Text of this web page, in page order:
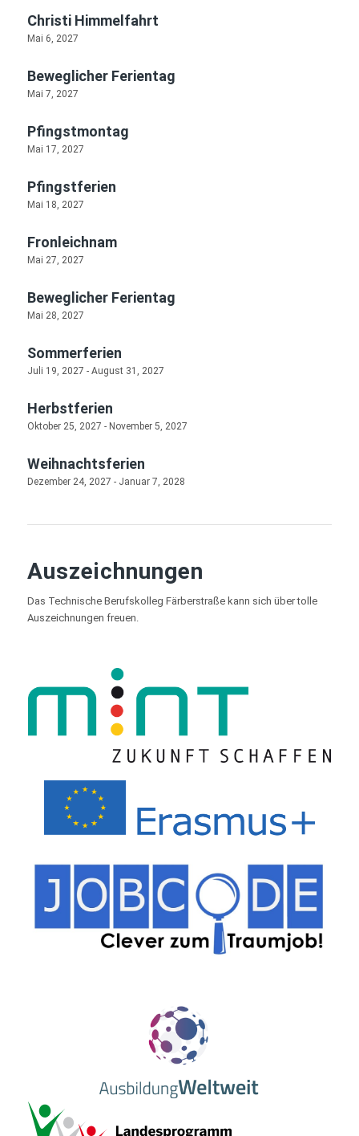
Christi Himmelfahrt
Mai 6, 2027
Beweglicher Ferientag
Mai 7, 2027
Pfingstmontag
Mai 17, 2027
Pfingstferien
Mai 18, 2027
Fronleichnam
Mai 27, 2027
Beweglicher Ferientag
Mai 28, 2027
Sommerferien
Juli 19, 2027 - August 31, 2027
Herbstferien
Oktober 25, 2027 - November 5, 2027
Weihnachtsferien
Dezember 24, 2027 - Januar 7, 2028
Auszeichnungen
Das Technische Berufskolleg Färberstraße kann sich über tolle
Auszeichnungen freuen.